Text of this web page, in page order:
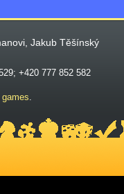
Jakub Těšínský
+420 777 852 582
.